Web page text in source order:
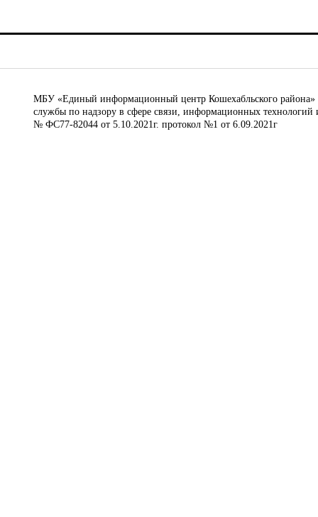
МБУ «Единый информационный центр Кошехабльского района»
службы по надзору в сфере связи, информационных
№ ФС77-82044 от 5.10.2021г. протокол №1 от 6.09.2021г